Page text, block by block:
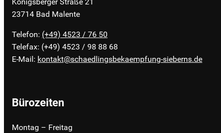
23714 Bad Malente
Telefon: (+49) 4523 / 76 50
Telefax: (+49) 4523 / 98 88 68
E-Mail: kontakt@schaedlingsbekaempfung-sieberns.de
Bürozeiten
Montag – Freitag